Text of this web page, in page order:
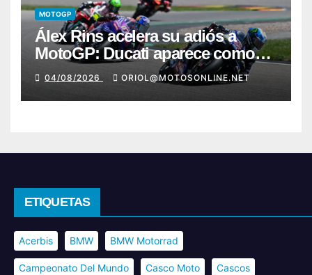
MOTOGP
Álex Rins acelera su adiós a
MotoGP: Ducati aparece como
destino en Superbike
04/08/2026 ORIOL@MOTOSONLINE.NET
ETIQUETAS
Acerbis BMW BMW Motorrad
Campeonato Del Mundo Casco Moto Cascos